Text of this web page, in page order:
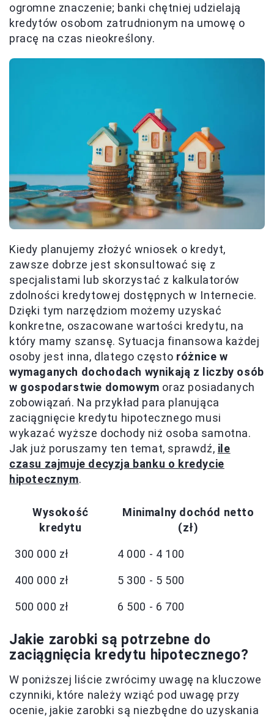
ogromne znaczenie; banki chętniej udzielają
kredytów osobom zatrudnionym na umowę o
pracę na czas nieokreślony.
Kiedy planujemy złożyć wniosek o kredyt,
zawsze dobrze jest skonsultować się z
specjalistami lub skorzystać z kalkulatorów
zdolności kredytowej dostępnych w Internecie.
Dzięki tym narzędziom możemy uzyskać
konkretne, oszacowane wartości kredytu, na
który mamy szansę. Sytuacja finansowa każdej
osoby jest inna, dlatego często różnice w
wymaganych dochodach wynikają z liczby osób
w gospodarstwie domowym oraz posiadanych
zobowiązań. Na przykład para planująca
zaciągnięcie kredytu hipotecznego musi
wykazać wyższe dochody niż osoba samotna.
Jak już poruszamy ten temat, sprawdź, ile
czasu zajmuje decyzja banku o kredycie
hipotecznym.
Wysokość
kredytu
Minimalny dochód netto
(zł)
300 000 zł 4 000 - 4 100
400 000 zł 5 300 - 5 500
500 000 zł 6 500 - 6 700
Jakie zarobki są potrzebne do
zaciągnięcia kredytu hipotecznego?
W poniższej liście zwrócimy uwagę na kluczowe
czynniki, które należy wziąć pod uwagę przy
ocenie, jakie zarobki są niezbędne do uzyskania